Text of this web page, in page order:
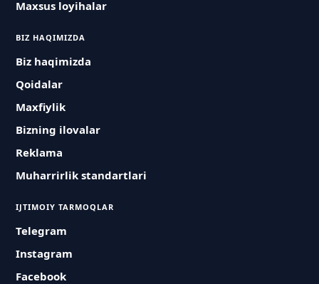
Maxsus loyihalar
BIZ HAQIMIZDA
Biz haqimizda
Qoidalar
Maxfiylik
Bizning ilovalar
Reklama
Muharrirlik standartlari
IJTIMOIY TARMOQLAR
Telegram
Instagram
Facebook